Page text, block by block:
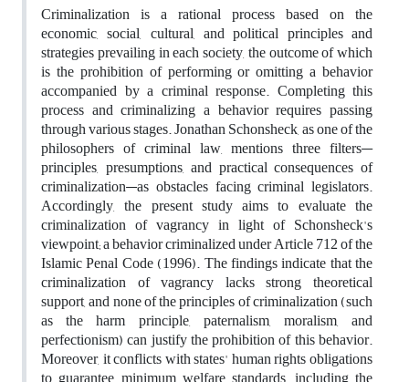
Criminalization is a rational process based on the
economic, social, cultural, and political principles and
strategies prevailing in each society, the outcome of which
is the prohibition of performing or omitting a behavior
accompanied by a criminal response. Completing this
process and criminalizing a behavior requires passing
through various stages. Jonathan Schonsheck, as one of the
philosophers of criminal law, mentions three filters—
principles, presumptions, and practical consequences of
criminalization—as obstacles facing criminal legislators.
Accordingly, the present study aims to evaluate the
criminalization of vagrancy in light of Schonsheck's
viewpoint; a behavior criminalized under Article 712 of the
Islamic Penal Code (1996). The findings indicate that the
criminalization of vagrancy lacks strong theoretical
support, and none of the principles of criminalization (such
as the harm principle, paternalism, moralism, and
perfectionism) can justify the prohibition of this behavior.
Moreover, it conflicts with states' human rights obligations